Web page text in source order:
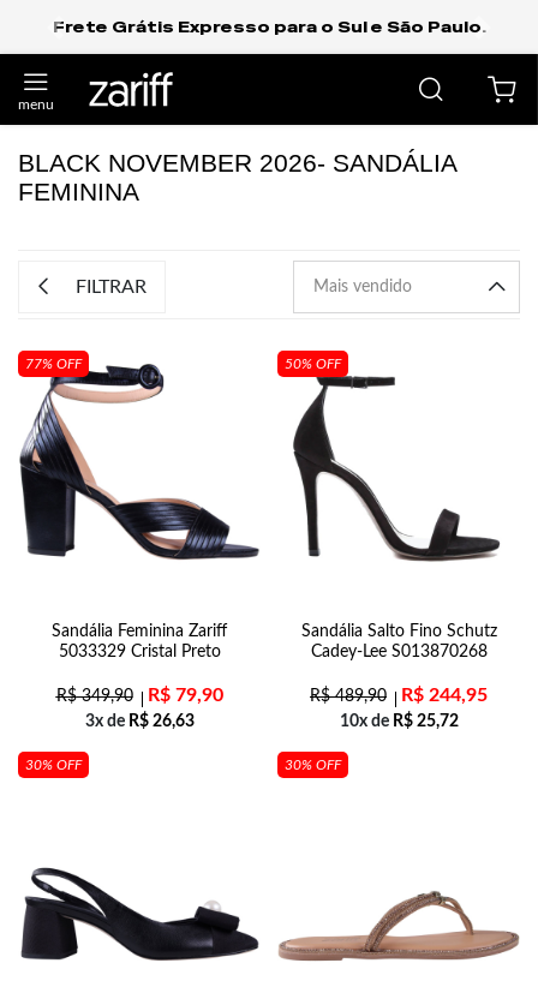
Frete Grátis Expresso para o Sul e São Paulo.
BLACK NOVEMBER 2026- SANDÁLIA
FEMININA
FILTRAR
77% OFF
Sandália Feminina Zariff
5033329 Cristal Preto
R$349,90 R$79,90
3x de R$26,63
50% OFF
Sandália Salto Fino Schutz
Cadey-Lee S013870268
R$489,90 R$ 244,95
10x de R$25,72
30% OFF 30% OFF